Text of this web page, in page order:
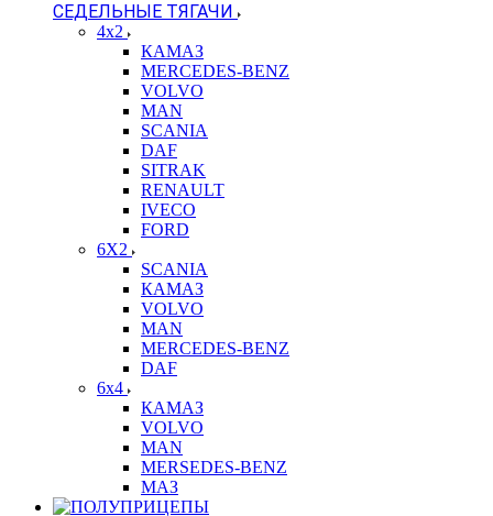
СЕДЕЛЬНЫЕ ТЯГАЧИ
4x2
КАМАЗ
MERCEDES-BENZ
VOLVO
MAN
SCANIA
DAF
SITRAK
RENAULT
IVECO
FORD
6X2
SCANIA
КАМАЗ
VOLVO
MAN
MERCEDES-BENZ
DAF
6x4
КАМАЗ
VOLVO
MAN
MERSEDES-BENZ
МАЗ